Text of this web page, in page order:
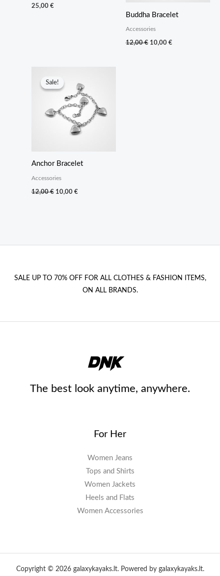
25,00 €
Buddha Bracelet
Accessories
12,00€ Original
price
10,00 €Current
Sale!
Sale!
Anchor Bracelet
Accessories
12,00€ Original
price
10,00 €Current
SALE UP TO 70% OFF FOR ALL CLOTHES & FASHION ITEMS,
ON ALL BRANDS.
The best look anytime, anywhere.
For Her
Women Jeans
Tops and Shirts
Women Jackets
Heels and Flats
Women Accessories
Copyright © 2026 galaxykayaks.lt. Powered by galaxykayaks.lt.